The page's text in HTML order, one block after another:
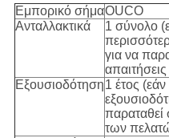
Εμπορικό σήμαOUCO
Ανταλλακτικά
1 σύνολο
για να
Εξουσιοδότηση1 έτος
παραταθεί
των